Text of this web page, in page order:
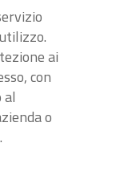
ai
con
al
o